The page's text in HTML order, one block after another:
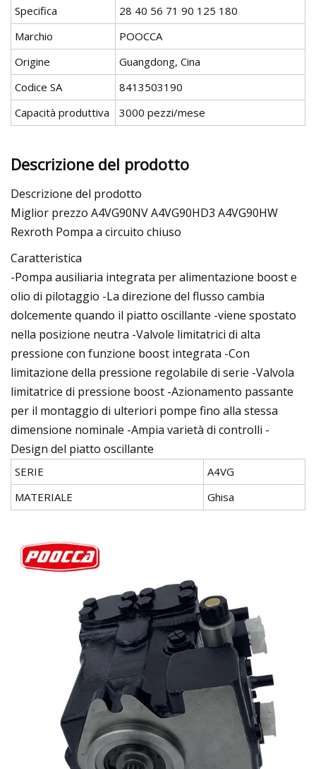
Specifica
28 40 56 71 90 125 180
Marchio
POOCCA
Origine
Guangdong, Cina
Codice SA
8413503190
Capacità produttiva
3000 pezzi/mese
Descrizione del prodotto
Descrizione del prodotto
Miglior prezzo A4VG90NV A4VG90HD3 A4VG90HW
Rexroth Pompa a circuito chiuso
Caratteristica
-Pompa ausiliaria integrata per alimentazione boost e
olio di pilotaggio -La direzione del flusso cambia
dolcemente quando il piatto oscillante -viene spostato
nella posizione neutra -Valvole limitatrici di alta
pressione con funzione boost integrata -Con
limitazione della pressione regolabile di serie -Valvola
limitatrice di pressione boost -Azionamento passante
per il montaggio di ulteriori pompe fino alla stessa
dimensione nominale -Ampia varietà di controlli -
Design del piatto oscillante
SERIE
A4VG
MATERIALE
Ghisa